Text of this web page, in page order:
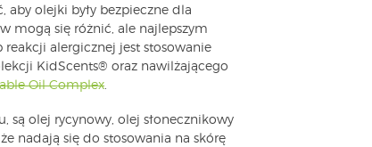
aby olejki były bezpieczne dla
mogą się różnić, ale najlepszym
alergicznej jest stosowanie
KidScents® oraz nawilżającego
Oil Complex.
są olej rycynowy, olej słonecznikowy
nadają się do stosowania na skórę